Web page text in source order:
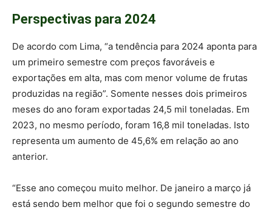
Perspectivas para 2024
De acordo com Lima, “a tendência para 2024 aponta para
um primeiro semestre com preços favoráveis e
exportações em alta, mas com menor volume de frutas
produzidas na região”. Somente nesses dois primeiros
meses do ano foram exportadas 24,5 mil toneladas. Em
2023, no mesmo período, foram 16,8 mil toneladas. Isto
representa um aumento de 45,6% em relação ao ano
anterior.
“Esse ano começou muito melhor. De janeiro a março já
está sendo bem melhor que foi o segundo semestre do